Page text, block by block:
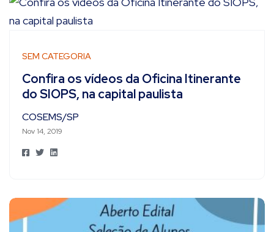
SEM CATEGORIA
Confira os vídeos da Oficina Itinerante
do SIOPS, na capital paulista
COSEMS/SP
Nov 14, 2019